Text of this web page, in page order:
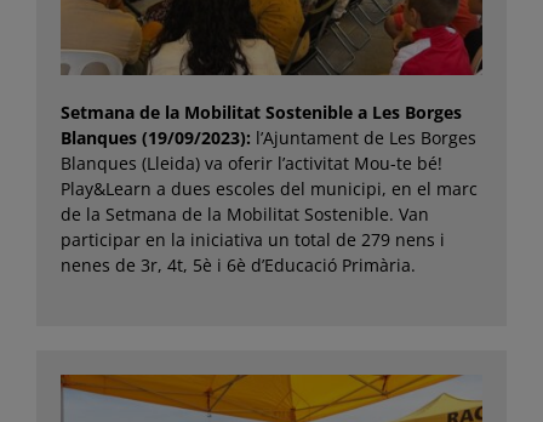
Setmana de la Mobilitat Sostenible a Les Borges
Blanques (19/09/2023): l’Ajuntament de Les Borges
Blanques (Lleida) va oferir l’activitat Mou-te bé!
Play&Learn a dues escoles del municipi, en el marc
de la Setmana de la Mobilitat Sostenible. Van
participar en la iniciativa un total de 279 nens i
nenes de 3r, 4t, 5è i 6è d’Educació Primària.